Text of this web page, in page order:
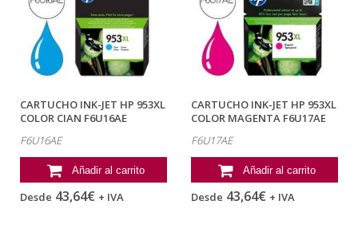
CARTUCHO INK-JET HP 953XL
COLOR CIAN F6U16AE
F6U16AE
Añadir al carrito
Desde 43,64€ + IVA
CARTUCHO INK-JET HP 953XL
COLOR MAGENTA F6U17AE
F6U17AE
Añadir al carrito
Desde 43,64€ + IVA